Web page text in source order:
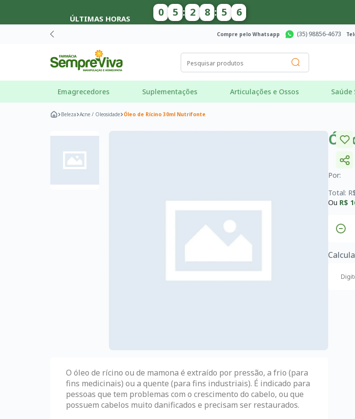
ÚLTIMAS HORAS 0 5 : 2 8 : 5 5
Compre pelo Whatsapp (35) 98856-4673
Emagrecedores Suplementações Articulações e Ossos Saúde
Beleza Acne / Oleosidade Óleo de Rícino 30ml Nutrifonte
O óleo de rícino ou de mamona é extraído por pressão, a frio (para
fins medicinais) ou a quente (para fins industriais). É indicado para
pessoas que tem problemas com o crescimento do cabelo, ou que
possuem cabelos muito danificados e precisam ser restaurados.
Por:
Total:
Ou R$